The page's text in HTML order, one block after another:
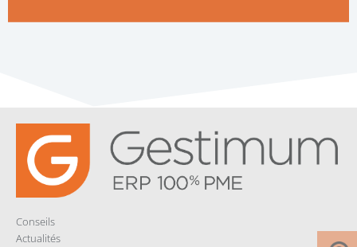
Conseils
Actualités